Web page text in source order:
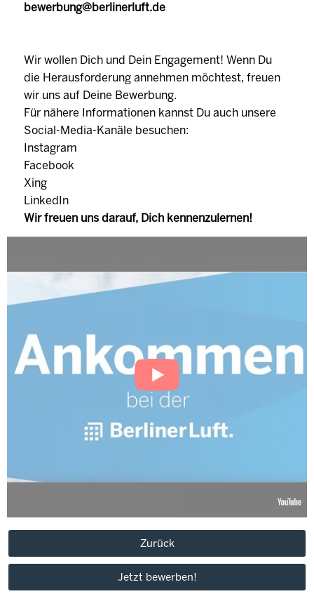
bewerbung@berlinerluft.de
Wir wollen Dich und Dein Engagement! Wenn Du
die Herausforderung annehmen möchtest, freuen
wir uns auf Deine Bewerbung.
Für nähere Informationen kannst Du auch unsere
Social-Media-Kanäle besuchen:
Instagram
Facebook
Xing
LinkedIn
Wir freuen uns darauf, Dich kennenzulernen!
Zurück
Jetzt bewerben!